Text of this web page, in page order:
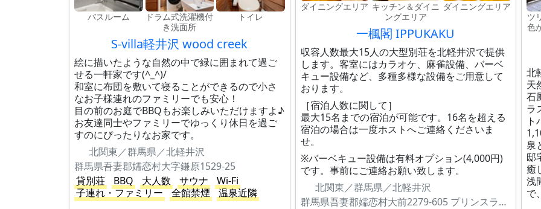
バスルーム
ドラム式洗濯機付
き洗面所
トイレ
S-villa軽井沢 wood creek
絵に描いたような自然の中で緑に囲まれて過ご
せる一軒家です(^_^)/
和室に布団を敷いて寝ることができるので小さ
なお子様連れのファミリーでも安心！
目の前のお庭でBBQもお楽しみいただけますよ♪
お友達同士やファミリーでゆっくり休日を過ご
すのにぴったりなお家です。
北関東／群馬県／北軽井沢
群馬県吾妻郡嬬恋村大字鎌原1529-25
貸別荘
BBQ 大人数 サウナ
Wi-Fi
子連れ・ファミリー
全館禁煙 温泉近隣
ダイニングエリア キッチン＆ダイニ
ングエリア
ダイニングエリア
一楓閣 IPPUKAKU
収容人数最大15人の大型別荘を北軽井沢で提供
します。客室にはカラオケ、麻雀設備、バーベ
キュー設備など、多種多様な設備をご用意して
おります。
［宿泊人数に関して］
最大15名までの宿泊が可能です。16名を超える
宿泊の場合は一度ホストへご連絡くださいま
せ。
※バーベキュー設備は有料オプション(4,000円)
です。事前にご連絡お願い致します。
北関東／群馬県／北軽井沢
群馬県吾妻郡嬬恋村大前2279-605 プリンスランド別荘地 虹の街691番
ツ
色
北
天
石
ラ
泉
邸
癒
浅
で